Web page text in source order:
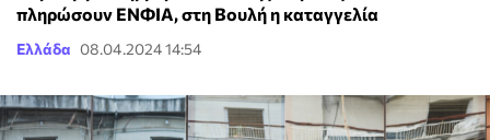
πληρώσουν ΕΝΦΙΑ, στη Βουλή η καταγγελία
Ελλάδα 08.04.2024 14:54